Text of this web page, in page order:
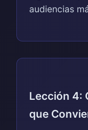
audiencias
Lección 4:
que